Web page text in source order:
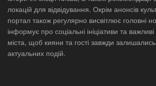
локацій для відвідування. Окрім анонсів
портал також регулярно висвітлює головні
інформує про соціальні ініціативи та важливі
міста, щоб кияни та гості завжди залишались
актуальних подій.